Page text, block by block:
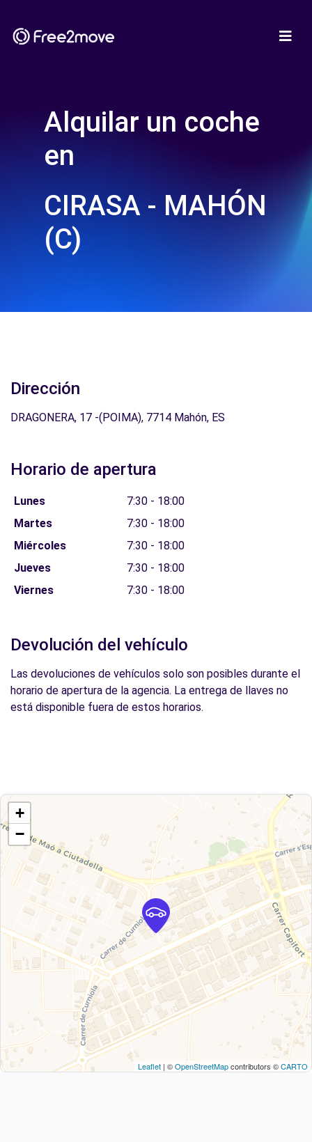
Alquilar un coche
en
CIRASA - MAHÓN
(C)
Dirección
DRAGONERA, 17 -(POIMA), 7714 Mahón, ES
Horario de apertura
Lunes
7:30 - 18:00
Martes
7:30 - 18:00
Miércoles
7:30 - 18:00
Jueves
7:30 - 18:00
Viernes
7:30 - 18:00
Devolución del vehículo
Las devoluciones de vehículos solo son posibles durante el
horario de apertura de la agencia. La entrega de llaves no
está disponible fuera de estos horarios.
+
−
Leaflet | ©OpenStreetMapcontributors ©CARTO